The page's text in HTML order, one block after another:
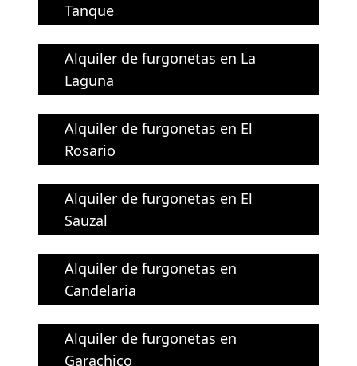
Tanque
Alquiler de furgonetas en La
Laguna
Alquiler de furgonetas en El
Rosario
Alquiler de furgonetas en El
Sauzal
Alquiler de furgonetas en
Candelaria
Alquiler de furgonetas en
Garachico